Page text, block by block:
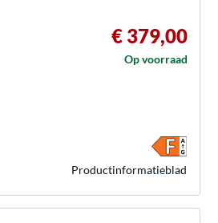
€ 379,00
Op voorraad
Product­informatieblad